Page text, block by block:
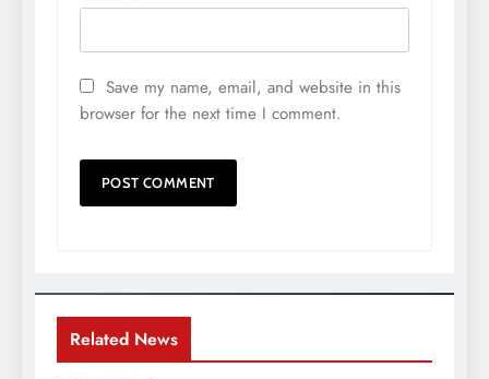
Save my name, email, and website in this
browser for the next time I comment.
Related News